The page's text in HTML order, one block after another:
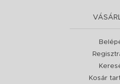
Kosár